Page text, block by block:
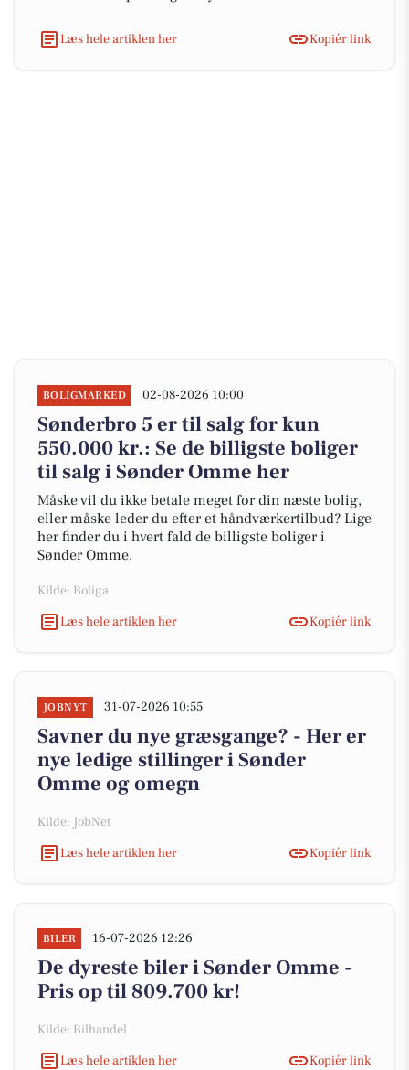
Læs hele artiklen her Kopiér link
BOLIGMARKED 02-08-2026 10:00
Sønderbro 5 er til salg for kun
550.000 kr.: Se de billigste boliger
til salg i Sønder Omme her
Måske vil du ikke betale meget for din næste bolig,
eller måske leder du efter et håndværkertilbud? Lige
her finder du i hvert fald de billigste boliger i
Sønder Omme.
Kilde: Boliga
Læs hele artiklen her
Kopiér link
JOBNYT 31-07-2026 10:55
Savner du nye græsgange? - Her er
nye ledige stillinger i Sønder
Omme og omegn
Kilde: JobNet
Læs hele artiklen her
Kopiér link
BILER 16-07-2026 12:26
De dyreste biler i Sønder Omme -
Pris op til 809.700 kr!
Kilde: Bilhandel
Læs hele artiklen her
Kopiér link